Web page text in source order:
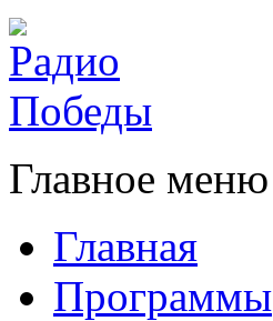
Главное меню
Главная
Программы